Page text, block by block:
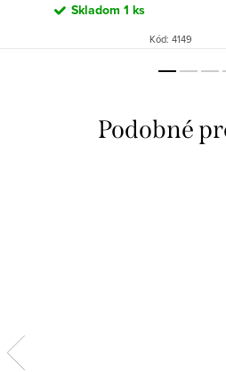
Skladom 1 ks
Kód: 4149